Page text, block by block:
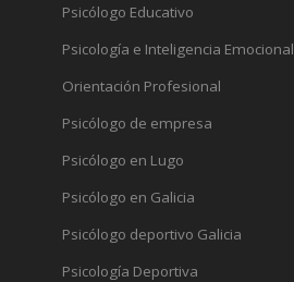
Psicólogo Educativo
Psicología e Inteligencia Emocional
Orientación Profesional
Psicólogo de empresa
Psicólogo en Lugo
Psicólogo en Galicia
Psicólogo deportivo Galicia
Psicología Deportiva